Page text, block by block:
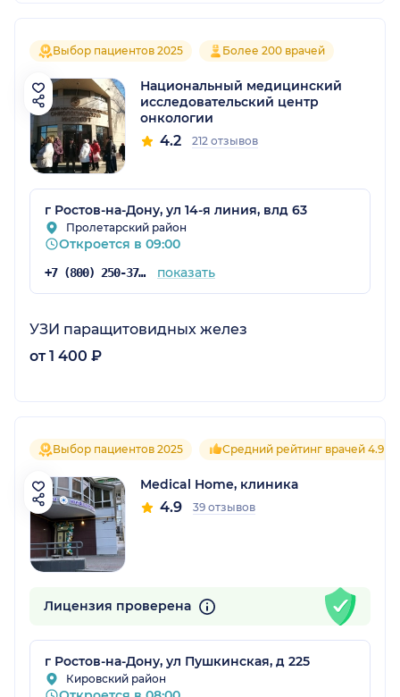
Выбор пациентов 2025 Более 200 врачей
Национальный медицинский
исследовательский центр
онкологии
4.2 212 отзывов
г Ростов-на-Дону, ул 14-я линия, влд 63
Пролетарский район
Откроется в 09:00
+7 (800) 250-37-40 показать
УЗИ паращитовидных желез
от 1 400 ₽
Выбор пациентов 2025 Средний рейтинг врачей 4.9
Medical Home, клиника
4.9 39 отзывов
Лицензия проверена
г Ростов-на-Дону, ул Пушкинская, д 225
Кировский район